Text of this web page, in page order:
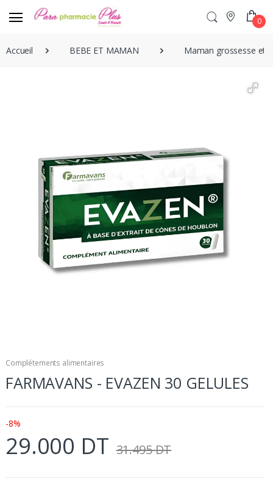
0
Accueil BEBE ET MAMAN Maman grossesse et
Complétements alimentaires
FARMAVANS - EVAZEN 30 GELULES
-8%
29.000 DT 31.495 DT